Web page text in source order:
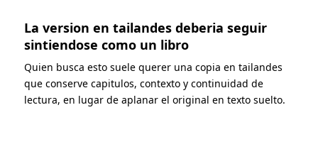
La version en tailandes deberia seguir
sintiendose como un libro
Quien busca esto suele querer una copia en tailandes
que conserve capitulos, contexto y continuidad de
lectura, en lugar de aplanar el original en texto suelto.